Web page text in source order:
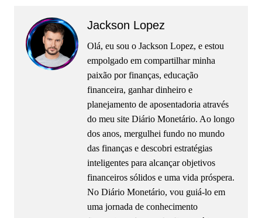
Jackson Lopez
Olá, eu sou o Jackson Lopez, e estou
empolgado em compartilhar minha
paixão por finanças, educação
financeira, ganhar dinheiro e
planejamento de aposentadoria através
do meu site Diário Monetário. Ao longo
dos anos, mergulhei fundo no mundo
das finanças e descobri estratégias
inteligentes para alcançar objetivos
financeiros sólidos e uma vida próspera.
No Diário Monetário, vou guiá-lo em
uma jornada de conhecimento